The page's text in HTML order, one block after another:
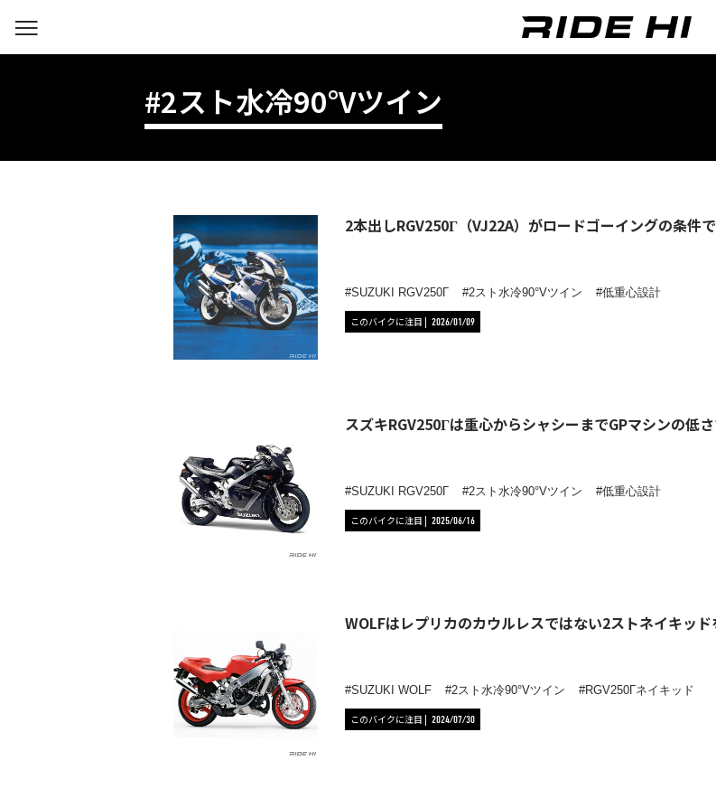
#2スト水冷90°Vツイン
2本出しRGV250Γ（VJ22A）がロードゴーイングの条件
SUZUKI RGV250Γ 2スト水冷90°Vツイン 低重心設計
このバイクに注目 2026/01/09
スズキRGV250Γは重心からシャシーまでGPマシンの低
SUZUKI RGV250Γ 2スト水冷90°Vツイン 低重心設計
このバイクに注目 2025/06/16
WOLFはレプリカのカウルレスではない2ストネイキッド
SUZUKI WOLF 2スト水冷90°Vツイン RGV250Γネイキッド
このバイクに注目 2024/07/30